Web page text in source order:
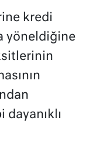
kredi
yöneldiğine